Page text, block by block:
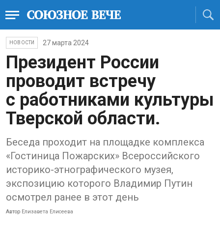
НОВОСТИ 27 марта 2024
Президент России
проводит встречу
с работниками культуры
Тверской области.
Беседа проходит на площадке комплекса
«Гостиница Пожарских» Всероссийского
историко-этнографического музея,
экспозицию которого Владимир Путин
осмотрел ранее в этот день
Автор Елизавета Елисеева